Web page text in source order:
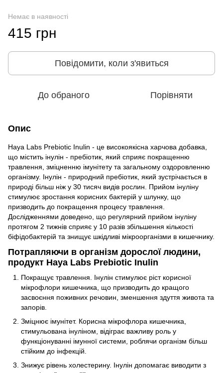
Немає в наявності
415 грн
Повідомити, коли з'явиться
До обраного Порівняти
Опис
Haya Labs Prebiotic Inulin - це високоякісна харчова добавка,
що містить інулін - пребіотик, який сприяє покращенню
травлення, зміцненню імунітету та загальному оздоровленню
організму. Інулін - природний пребіотик, який зустрічається в
природі більш ніж у 30 тисяч видів рослин. Прийом інуліну
стимулює зростання корисних бактерій у шлунку, що
призводить до покращення процесу травлення.
Дослідженнями доведено, що регулярний прийом інуліну
протягом 2 тижнів сприяє у 10 разів збільшення кількості
біфідобактерій та знищує шкідливі мікроорганізми в кишечнику.
Потрапляючи в організм дорослої людини,
продукт Haya Labs Prebiotic Inulin
Покращує травлення. Інулін стимулює ріст корисної
мікрофлори кишечника, що призводить до кращого
засвоєння поживних речовин, зменшення здуття живота та
запорів.
Зміцнює імунітет. Корисна мікрофлора кишечника,
стимульована інуліном, відіграє важливу роль у
функціонуванні імунної системи, роблячи організм більш
стійким до інфекцій.
Знижує рівень холестерину. Інулін допомагає виводити з